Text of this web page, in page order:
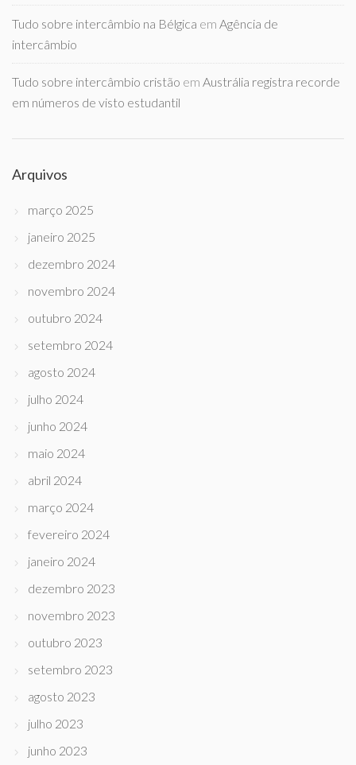
Tudo sobre intercâmbio na Bélgica em Agência de
intercâmbio
Tudo sobre intercâmbio cristão em Austrália registra recorde
em números de visto estudantil
Arquivos
março 2025
janeiro 2025
dezembro 2024
novembro 2024
outubro 2024
setembro 2024
agosto 2024
julho 2024
junho 2024
maio 2024
abril 2024
março 2024
fevereiro 2024
janeiro 2024
dezembro 2023
novembro 2023
outubro 2023
setembro 2023
agosto 2023
julho 2023
junho 2023